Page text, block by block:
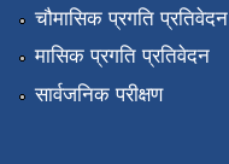
चौमासिक प्रगति प्रतिवेदन
मासिक प्रगति प्रतिवेदन
सार्वजनिक परीक्षण